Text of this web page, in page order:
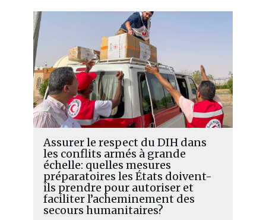
Assurer le respect du DIH dans
les conflits armés à grande
échelle: quelles mesures
préparatoires les États doivent-
ils prendre pour autoriser et
faciliter l’acheminement des
secours humanitaires?